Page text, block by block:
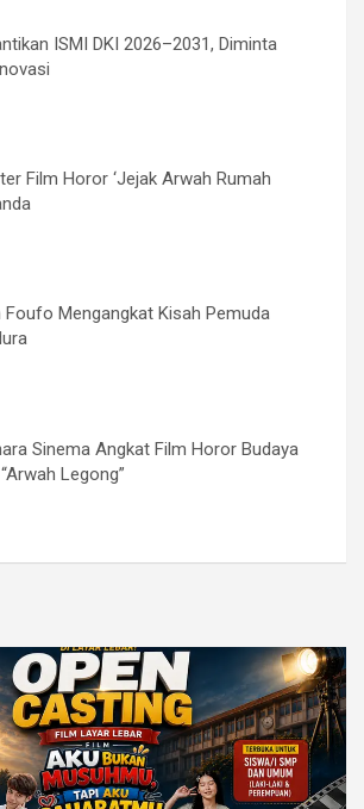
ISMI DKI 2026–2031, Diminta
Film Horor ‘Jejak Arwah Rumah
Foufo Mengangkat Kisah Pemuda
Sinema Angkat Film Horor Budaya
Legong”